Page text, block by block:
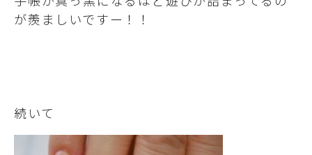
が羨ましいですー！！
続いて